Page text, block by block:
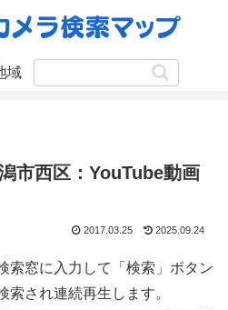
域
市西区：YouTube動画
2017.03.25 2025.09.24
索窓に入力して「検索」ボタン
索され連続再生します。